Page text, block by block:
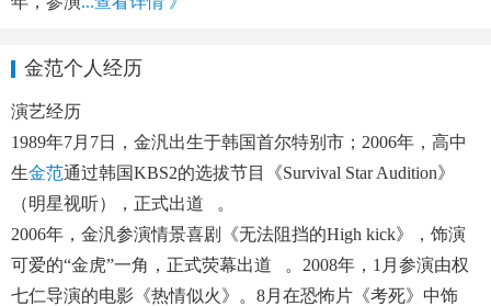
金范个人经历
演艺经历
1989年7月 7日，金汎出生于韩国首尔特别市； 2006年，高中
生金范通过韩国KBS2的选拔节目《Survival Star Audition》
（明星视听），正式出道
。
2006年，金汎参演情景喜剧《无法阻挡的High kick》，饰演
可爱的“金虎”一角，正式荧幕出道 。 2008年， 1 月参演由权
七仁导演的电影《热情似火》。 8月在恐怖片《考死》中饰